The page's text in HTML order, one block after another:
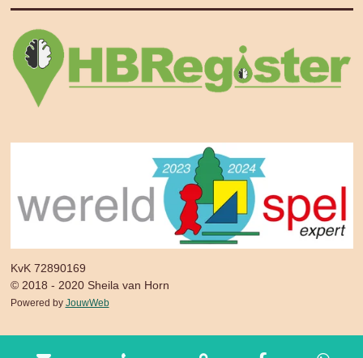
KvK 72890169
© 2018 - 2020 Sheila van Horn
Powered by JouwWeb